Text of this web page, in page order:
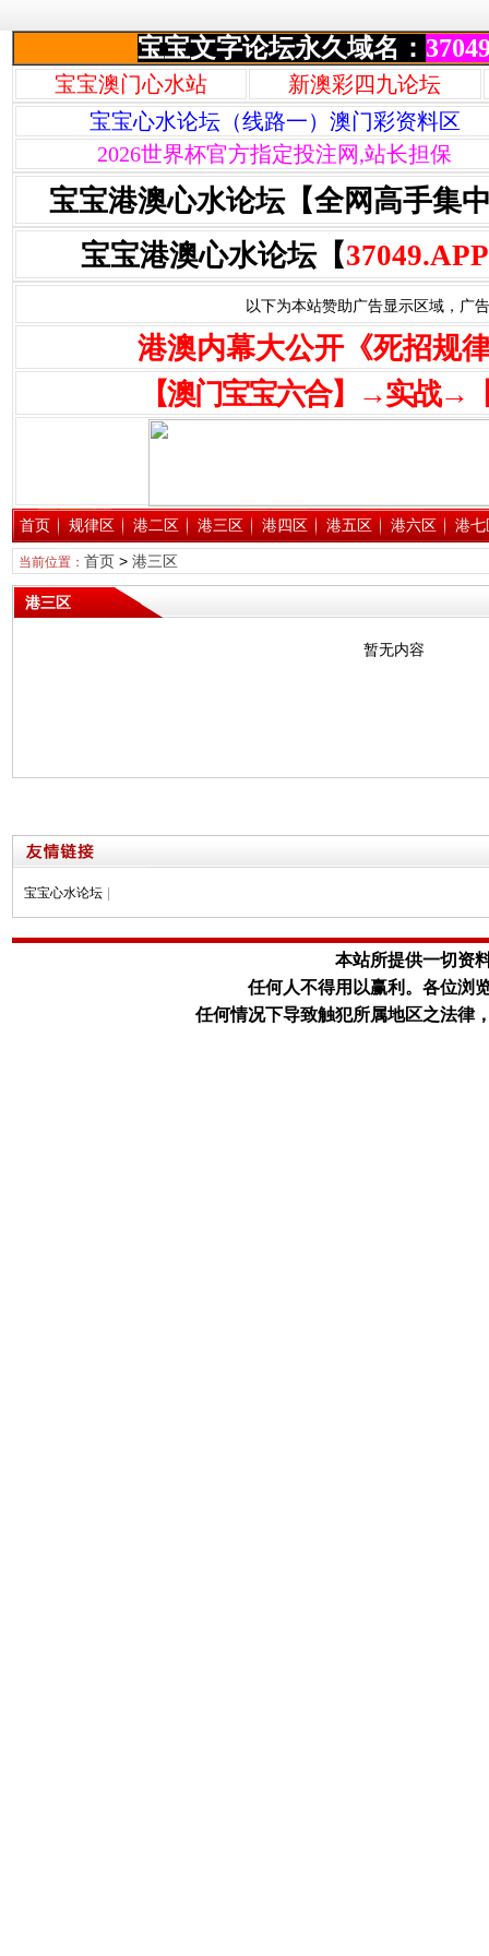
宝宝文字论坛永久域名：
宝宝澳门心水站
新澳彩四九论坛
宝宝心水论坛（线路一）澳门彩资料区
2026世界杯官方指定投注网,站长担保
宝宝港澳心水论坛【全网高手集
宝宝港澳心水论坛【37049.APP
以下为本站赞助广告显示区域，广
港澳内幕大公开《死招规
【澳门宝宝六合】→实战→
首页 规律区 港二区 港三区 港四区 港五区 港六区 港七
当前位置： 首页> 港三区
港三区
暂无内容
宝宝心水论坛
本站所提供一切资
任何人不得用以赢利。 各位浏
任何情况下导致触犯所属地区之法律